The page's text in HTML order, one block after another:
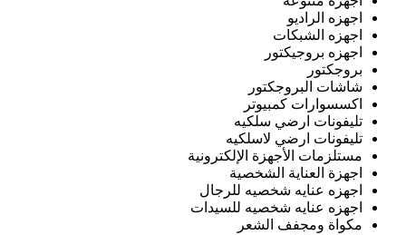
اجهزه الراديو
اجهزه الشبكات
اجهزه بروجيكتور
بروجكتور
شاشات البروجكتور
اكسسوارات كمبيوتر
تليفونات ارضي سلكيه
تليفونات ارضي لاسلكيه
مستلزمات الأجهزة الإلكترونية
اجهزة العناية الشخصية
اجهزه عنايه شخصيه للرجال
اجهزه عنايه شخصيه للسيدات
مكواة ومجفف الشعر